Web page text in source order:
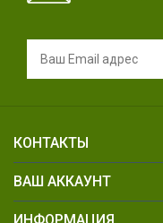
КОНТАКТЫ
ВАШ АККАУНТ
ИНФОРМАЦИЯ